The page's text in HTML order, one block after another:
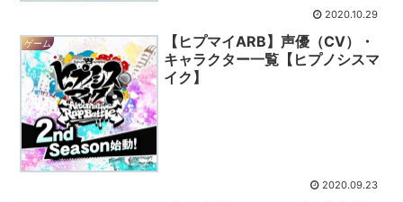
2020.10.29
ゲーム
【ヒプマイARB】声優（CV）・
キャラクター一覧【ヒプノシスマ
イク】
2020.09.23